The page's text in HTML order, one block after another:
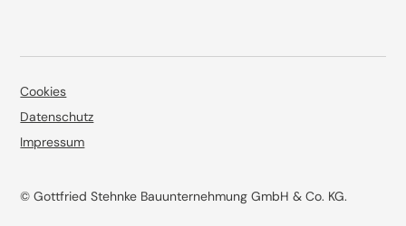
© Gottfried Stehnke Bauunternehmung GmbH & Co. KG.
Cookies
Datenschutz
Impressum